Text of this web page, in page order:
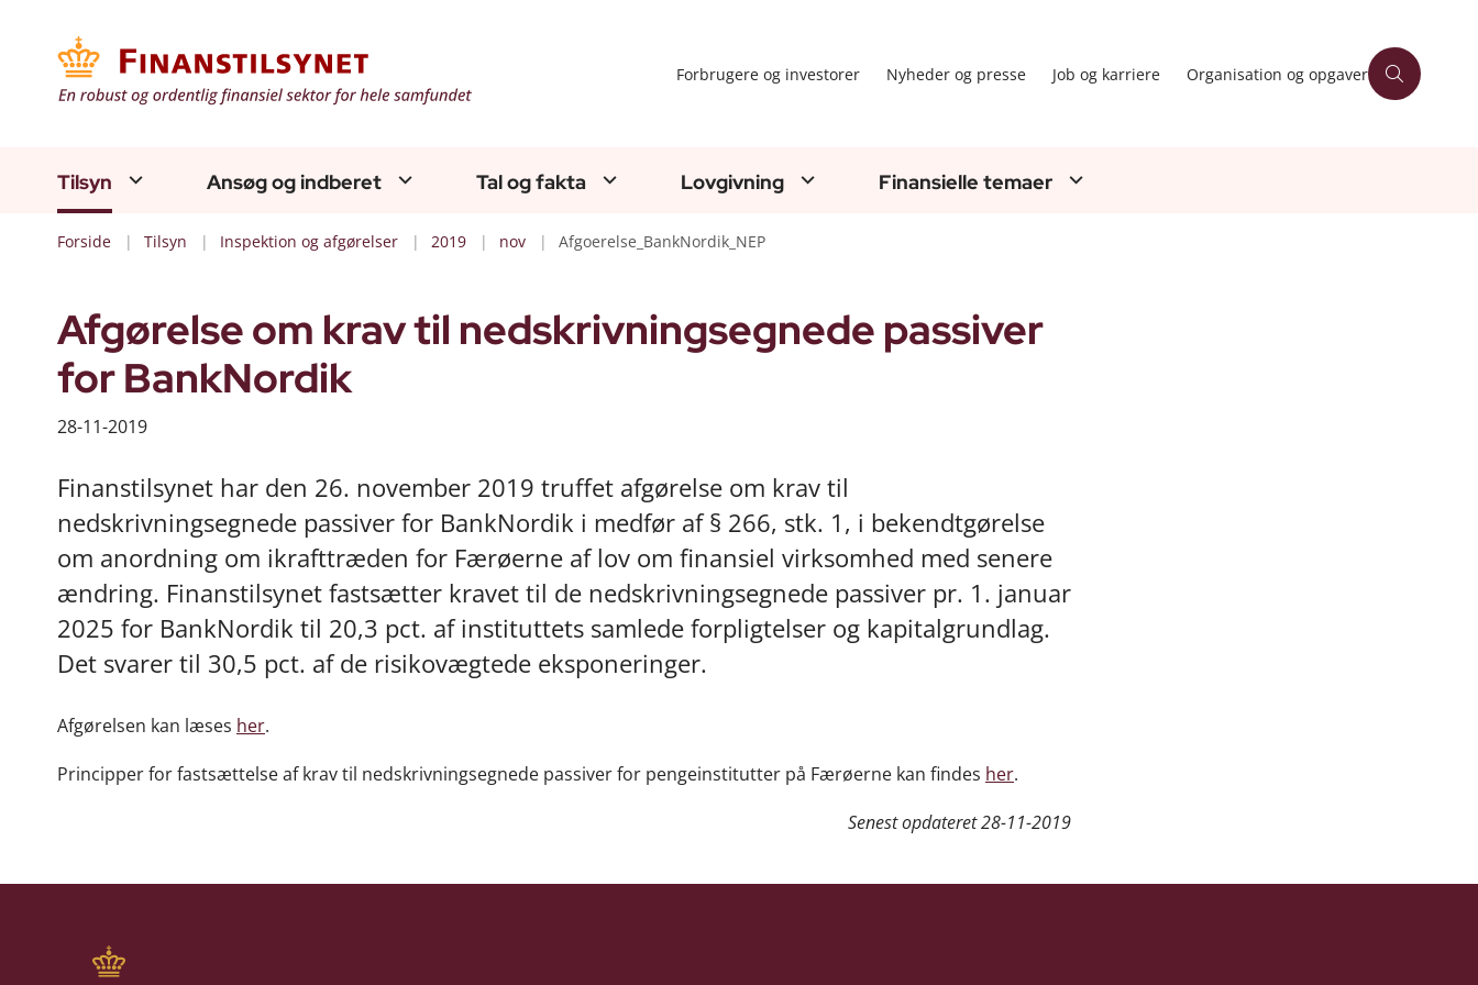
Forbrugere og investorer Nyheder og presse Job og karriere Organisation og opgaver
Tilsyn Ansøg og indberet Tal og fakta Lovgivning Finansielle temaer
Forside Tilsyn Inspektion og afgørelser 2019 nov Afgoerelse_BankNordik_NEP
Afgørelse om krav til nedskrivningsegnede passiver
for BankNordik
28-11-2019
Finanstilsynet har den 26. november 2019 truffet afgørelse om krav til
nedskrivningsegnede passiver for BankNordik i medfør af § 266, stk. 1, i bekendtgørelse
om anordning om ikrafttræden for Færøerne af lov om finansiel virksomhed med senere
ændring. Finanstilsynet fastsætter kravet til de nedskrivningsegnede passiver pr. 1. januar
2025 for BankNordik til 20,3 pct. af instituttets samlede forpligtelser og kapitalgrundlag.
Det svarer til 30,5 pct. af de risikovægtede eksponeringer.
Afgørelsen kan læses her.
Principper for fastsættelse af krav til nedskrivningsegnede passiver for pengeinstitutter på Færøerne kan findes her.
Senest opdateret28-11-2019